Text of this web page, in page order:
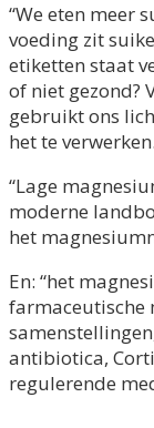
“We eten meer
voeding zit
etiketten staat
of niet gezond?
gebruikt ons
het te
“Lage
moderne
het
En: “het
farmaceutische
antibiotica,
regulerende